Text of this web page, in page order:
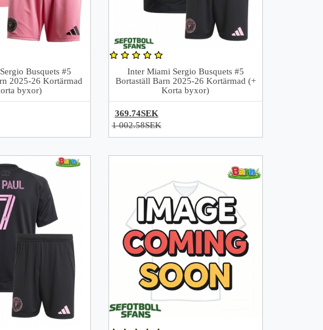
Busquets #5
2025-26 Kortärmad
byxor)
Inter Miami Sergio Busquets #5
Bortaställ Barn 2025-26 Kortärmad (+
Korta byxor)
369.74SEK
1 002.58SEK